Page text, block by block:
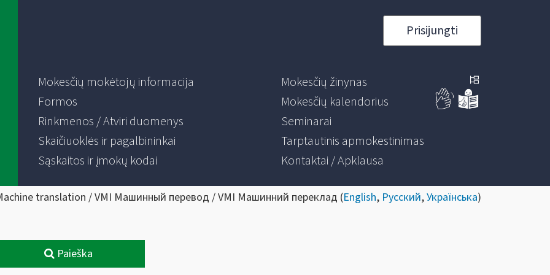
Prisijungti
Mokesčių mokėtojų informacija
Formos
Rinkmenos / Atviri duomenys
Skaičiuoklės ir pagalbininkai
Sąskaitos ir įmokų kodai
Mokesčių žinynas
Mokesčių kalendorius
Seminarai
Tarptautinis apmokestinimas
Kontaktai / Apklausa
translation / VMI Машинный перевод / VMI Машинний переклад (English, Русский,Українська)
Paieška